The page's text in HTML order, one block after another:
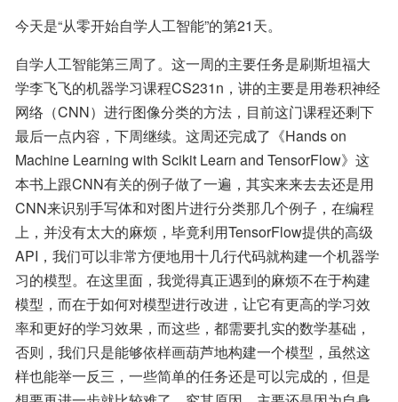
今天是“从零开始自学人工智能”的第21天。
自学人工智能第三周了。这一周的主要任务是刷斯坦福大
学李飞飞的机器学习课程CS231n，讲的主要是用卷积神经
网络（CNN）进行图像分类的方法，目前这门课程还剩下
最后一点内容，下周继续。这周还完成了《Hands on
Machine Learning with Scikit Learn and TensorFlow》这
本书上跟CNN有关的例子做了一遍，其实来来去去还是用
CNN来识别手写体和对图片进行分类那几个例子，在编程
上，并没有太大的麻烦，毕竟利用TensorFlow提供的高级
API，我们可以非常方便地用十几行代码就构建一个机器学
习的模型。在这里面，我觉得真正遇到的麻烦不在于构建
模型，而在于如何对模型进行改进，让它有更高的学习效
率和更好的学习效果，而这些，都需要扎实的数学基础，
否则，我们只是能够依样画葫芦地构建一个模型，虽然这
样也能举一反三，一些简单的任务还是可以完成的，但是